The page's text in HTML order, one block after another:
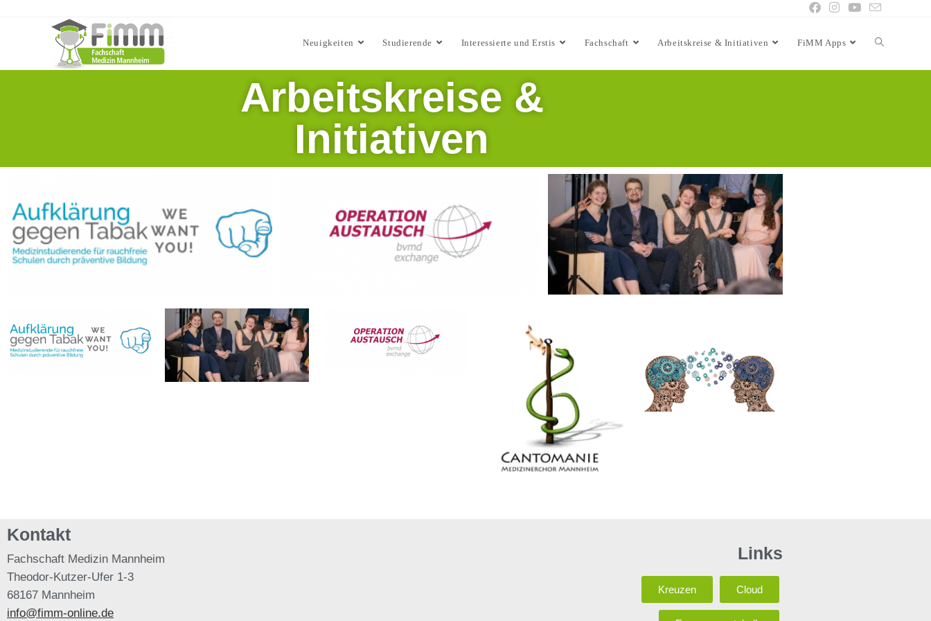
Neuigkeiten Studierende Interessierte und Erstis Fachschaft Arbeitskreise & Initiativen FiMM Apps
Arbeitskreise &
Initiativen
Kontakt
Fachschaft Medizin Mannheim
Theodor-Kutzer-Ufer 1-3
68167 Mannheim
info@fimm-online.de
Links
Kreuzen Cloud